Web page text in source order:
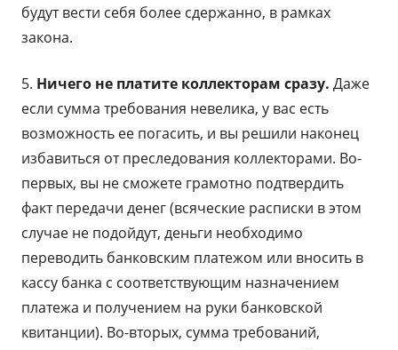
будут вести себя более сдержанно, в рамках
закона.
5. Ничего не платите коллекторам сразу. Даже
если сумма требования невелика, у вас есть
возможность ее погасить, и вы решили наконец
избавиться от преследования коллекторами. Во-
первых, вы не сможете грамотно подтвердить
факт передачи денег (всяческие расписки в этом
случае не подойдут, деньги необходимо
переводить банковским платежом или вносить в
кассу банка с соответствующим назначением
платежа и получением на руки банковской
квитанции). Во-вторых, сумма требований,